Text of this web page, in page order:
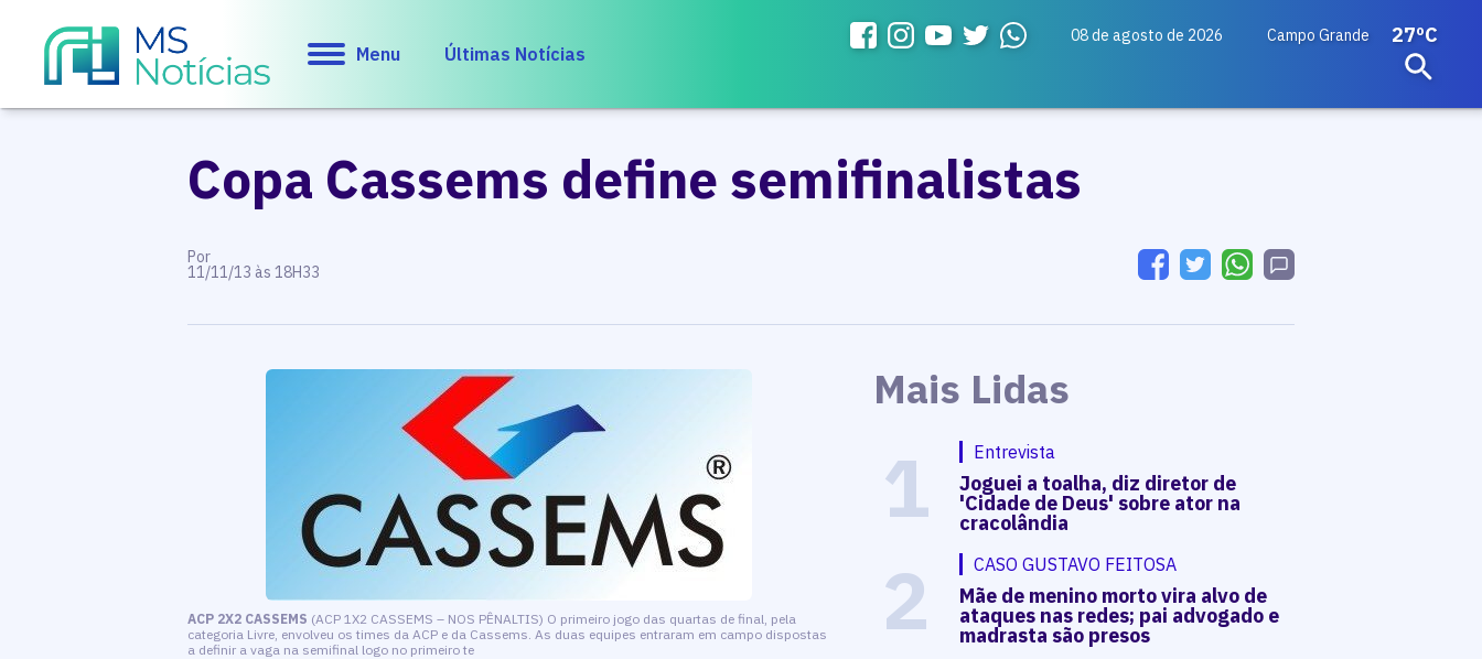
Menu Últimas Notícias
08 de agosto de 2026 Campo Grande 27ºC
Copa Cassems define semifinalistas
Por
11/11/13 às 18H33
ACP 2X2 CASSEMS (ACP 1X2 CASSEMS – NOS PÊNALTIS) O primeiro jogo das quartas de final, pela
categoria Livre, envolveu os times da ACP e da Cassems. As duas equipes entraram em campo dispostas
a definir a vaga na semifinal logo no primeiro te
Mais Lidas
1 Entrevista
Joguei a toalha, diz diretor de
'Cidade de Deus' sobre ator na
cracolândia
2 CASO GUSTAVO FEITOSA
Mãe de menino morto vira alvo de
ataques nas redes; pai advogado e
madrasta são presos